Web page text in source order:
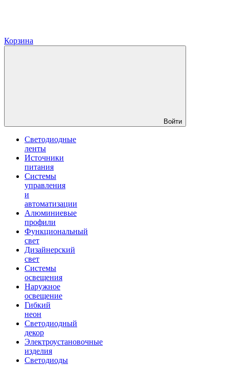
Корзина
Войти
Светодиодные
ленты
Источники
питания
Системы
управления
и
автоматизации
Алюминиевые
профили
Функциональный
свет
Дизайнерский
свет
Системы
освещения
Наружное
освещение
Гибкий
неон
Светодиодный
декор
Электроустановочные
изделия
Светодиоды